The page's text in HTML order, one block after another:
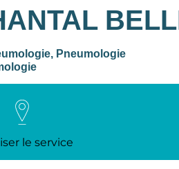
Pneumologie
le service